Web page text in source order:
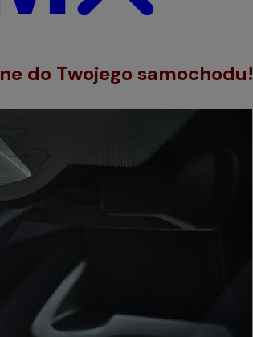
do Twojego samochodu!